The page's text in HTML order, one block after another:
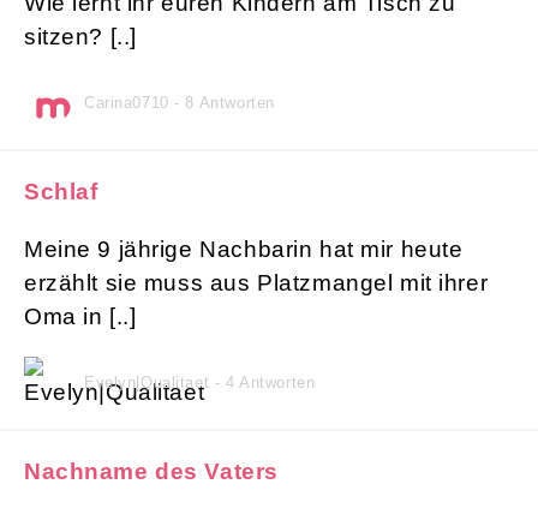
sitzen? [..]
Carina0710 - 8 Antworten
Schlaf
Meine 9 jährige Nachbarin hat mir heute
erzählt sie muss aus Platzmangel mit ihrer
Oma in [..]
Evelyn|Qualitaet - 4 Antworten
Nachname des Vaters